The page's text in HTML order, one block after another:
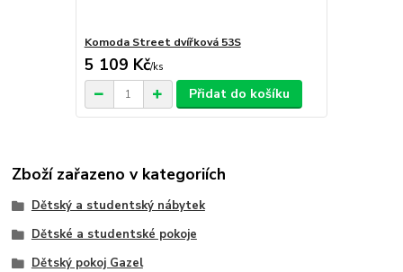
Komoda Street dvířková 53S
5 109 Kč/ks
Přidat do košíku
Zboží zařazeno v kategoriích
Dětský a studentský nábytek
Dětské a studentské pokoje
Dětský pokoj Gazel